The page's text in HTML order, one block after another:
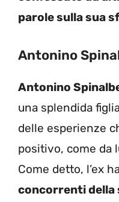
parole sulla sua
Antonino
Antonino
una splendida
delle esperienze
positivo, come da
Come detto, l’ex
concorrenti della